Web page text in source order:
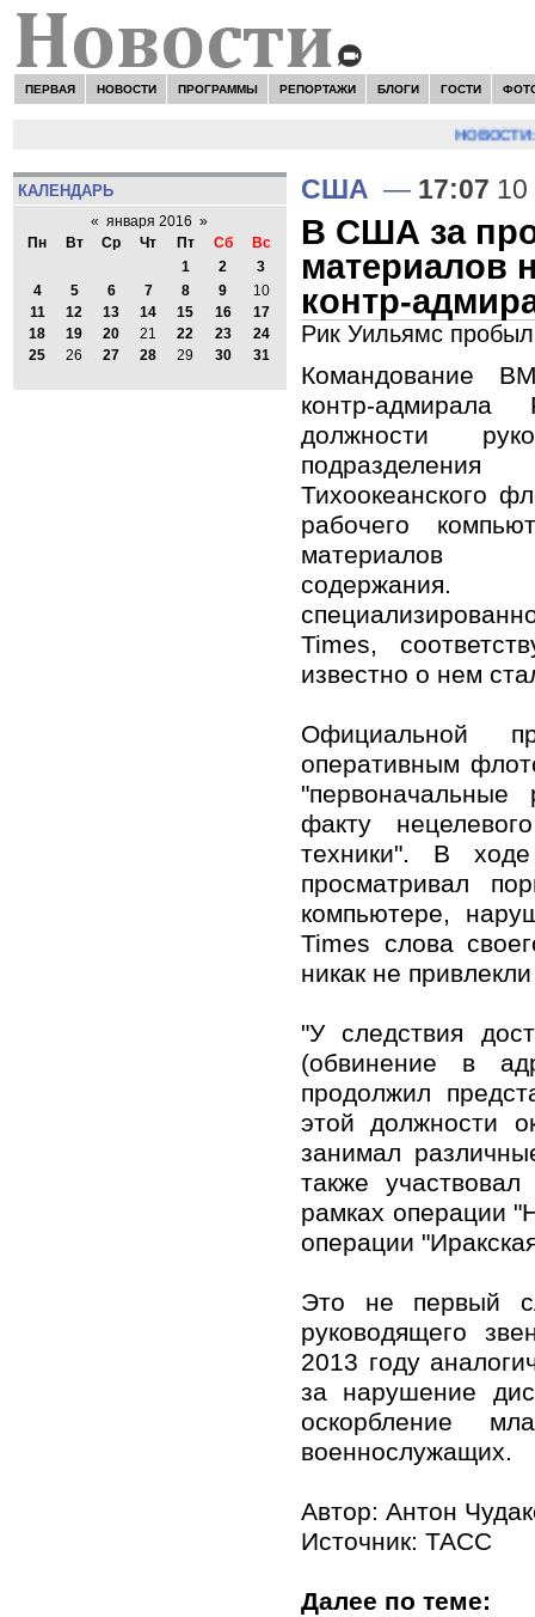
ПЕРВАЯ НОВОСТИ ПРОГРАММЫ РЕПОРТАЖИ БЛОГИ ГОСТИ
НОВОСТИ:
КАЛЕНДАРЬ
« января 2016 »
Пн
Вт Ср Чт Пт Сб
Вс
1
2
3
4
5 6 7 8 9
10
11
12 13 14 15 16
17
18
19 20 21 22 23
24
25
26 27 28 29 30 31
США — 17:07 10
В США за
материалов
контр-
Рик Уильямс
Командование
контр-
должности
Тихоокеанского
рабочего
материалов
Times,
известно о нем
Официальной
оперативным
"первоначальные
факту
техники". В
просматривал
компьютере,
Times слова
никак не
"У следствия
(обвинение в
продолжил
этой должности
занимал
также
рамках операции
операции
Это не первый
руководящего
2013 году
за нарушение
оскорбление
военнослужащих.
Автор: Антон
Источник: ТАСС
Далее по теме: